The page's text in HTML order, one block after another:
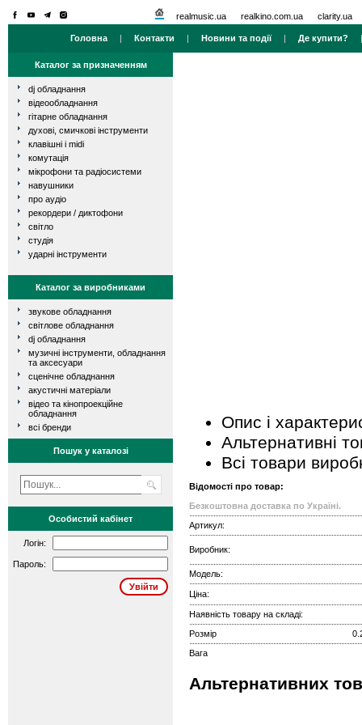
realmusic.ua realkino.com.ua clarity.ua
Головна | Контакти | Новини та події| Де купити?
Каталог за призначенням
dj обладнання
відеообладнання
гітарне обладнання
духові, смичкові інструменти
клавішні і midi
комутація
мікрофони та радіосистеми
навушники
про аудіо
рекордери / диктофони
світло
студія
ударні інструменти
Каталог за виробниками
звукове обладнання
світлове обладнання
dj обладнання
музичні інструменти, обладнання
та аксесуари
сценічне обладнання
акустичні матеріали
відео та кінопроекційне
обладнання
всі бренди
Пошук у каталозі
Особистий кабінет
Логін:
Пароль:
Опис і
Альтернативні
Всі товари
Відомості про товар:
Безкоштовна доставка по Україні.
Артикул:
Виробник:
Модель:
Ціна:
Наявність товару на складі:
Розмір
Вага
Альтернативних